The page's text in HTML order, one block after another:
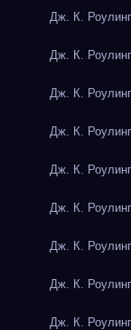
Дж. К.
Дж. К.
Дж. К.
Дж. К.
Дж. К.
Дж. К.
Дж. К.
Дж. К.
Дж. К.